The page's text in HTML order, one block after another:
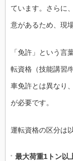
ています。さらに
意があるため、現
「免許」という言
転資格（技能講習/
車免許とは異なり
が必要です。
運転資格の区分は
最大荷重1トン以